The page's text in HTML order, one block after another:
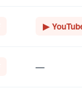
▶
—